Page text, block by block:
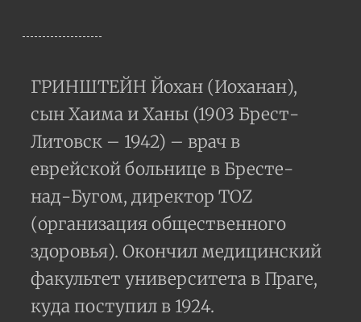
ГРИНШТЕЙН Йохан (Иоханан),
сын Хаима и Ханы (1903 Брест-
Литовск – 1942) – врач в
еврейской больнице в Бресте-
над-Бугом, директор TOZ
(организация общественного
здоровья). Окончил медицинский
факультет университета в Праге,
куда поступил в 1924.